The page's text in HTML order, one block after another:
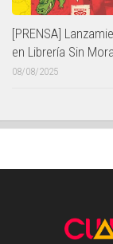
[PRENSA]
en Librería Sin
08/08/2025